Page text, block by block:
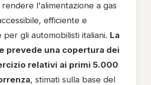
l'alimentazione a gas
efficiente e
gli automobilisti italiani. La
prevede una copertura dei
relativi ai primi 5.000
, stimati sulla base del